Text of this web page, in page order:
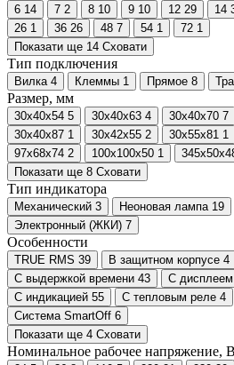
6 14 7 2 8 10 9 10 12 29 14
26 1 36 26 48 7 54 1 72 1
Показати ще 14 Сховати
Тип подключения
Вилка 4 Клеммы 1 Прямое 8
Размер, мм
30x40x54 5 30x40x63 4 30x40x70 7
30x40x87 1 30x42x55 2 30x55x81 1
97х68х74 2 100x100x50 1
Показати ще 8 Сховати
Тип индикатора
Механический 3 Неоновая лампа 19
Электронный (ЖКИ) 7
Особенности
TRUE RMS 39 В защитном корпусе 4
С выдержкой времени 43 С дисплеем
С индикацией 55 С тепловым реле 4
Система SmartOff 6
Показати ще 4 Сховати
Номинальное рабочее напряжение, В